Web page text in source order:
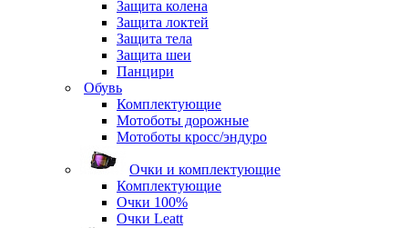
Защита колена
Защита локтей
Защита тела
Защита шеи
Панцири
Обувь
Комплектующие
Мотоботы дорожные
Мотоботы кросс/эндуро
Очки и комплектующие
Комплектующие
Очки 100%
Очки Leatt